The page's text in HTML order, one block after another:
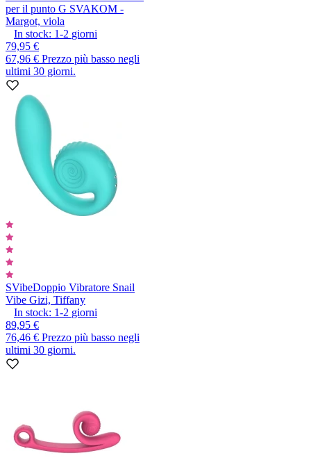
per il punto G SVAKOM -
Margot, viola
In stock: 1-2 giorni
79,95 €
67,96 € Prezzo più basso negli
ultimi 30 giorni.
SVibeDoppio Vibratore Snail
Vibe Gizi, Tiffany
In stock: 1-2 giorni
89,95 €
76,46 € Prezzo più basso negli
ultimi 30 giorni.